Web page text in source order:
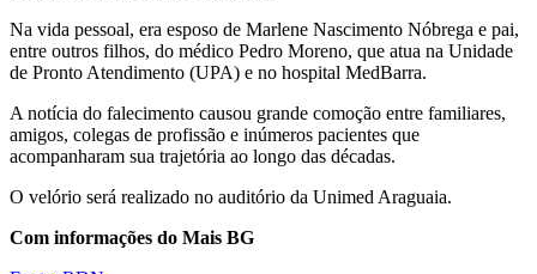
Na vida pessoal, era esposo de Marlene Nascimento Nóbrega e pai,
entre outros filhos, do médico Pedro Moreno, que atua na Unidade
de Pronto Atendimento (UPA) e no hospital MedBarra.
A notícia do falecimento causou grande comoção entre familiares,
amigos, colegas de profissão e inúmeros pacientes que
acompanharam sua trajetória ao longo das décadas.
O velório será realizado no auditório da Unimed Araguaia.
Com informações do Mais BG